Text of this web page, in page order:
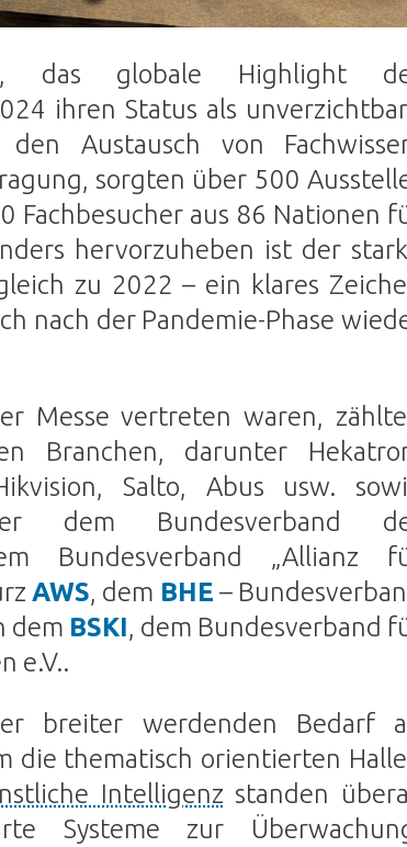
, das globale Highlight
ihren Status als
Austausch von
sorgten über 500
Fachbesucher aus 86 Nationen
hervorzuheben ist der
zu 2022 – ein klares
nach der Pandemie-Phase
Messe vertreten waren,
Branchen, darunter
Salto, Abus usw.
dem Bundesverband
Bundesverband „Allianz
AWS, dem BHE –
dem BSKI, dem Bundesverband
e.V..
breiter werdenden Bedarf
die thematisch orientierten
Intelligenz standen
Systeme zur